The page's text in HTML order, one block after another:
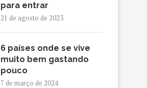
para entrar
21 de agosto de 2023
6 países onde se vive
muito bem gastando
pouco
7 de março de 2024